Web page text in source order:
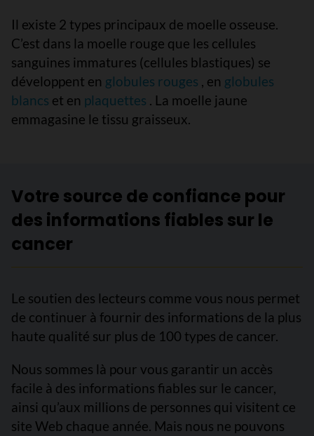
Il existe 2 types principaux de moelle osseuse.
C’est dans la moelle rouge que les cellules
sanguines immatures (cellules blastiques) se
développent en globules rouges , en globules
blancs et en plaquettes . La moelle jaune
emmagasine le tissu graisseux.
Votre source de confiance pour
des informations fiables sur le
cancer
Le soutien des lecteurs comme vous nous permet
de continuer à fournir des informations de la plus
haute qualité sur plus de 100 types de cancer.
Nous sommes là pour vous garantir un accès
facile à des informations fiables sur le cancer,
ainsi qu’aux millions de personnes qui visitent ce
site Web chaque année. Mais nous ne pouvons